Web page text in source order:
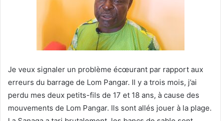
Je veux signaler un problème écœurant par rapport aux
erreurs du barrage de Lom Pangar. Il y a trois mois, j’ai
perdu mes deux petits-fils de 17 et 18 ans, à cause des
mouvements de Lom Pangar. Ils sont allés jouer à la plage.